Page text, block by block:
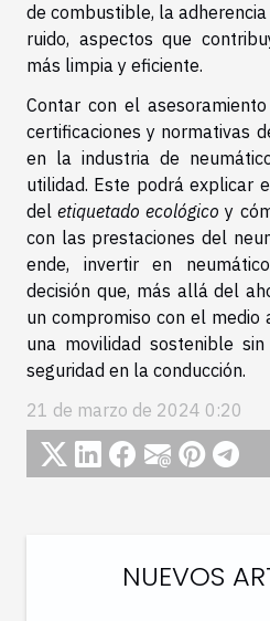
de combustible, la
ruido, aspectos que
más limpia y eficiente.
Contar con el
certificaciones y normativas
en la industria de
utilidad. Este podrá explicar
deletiquetado ecológico y
con las prestaciones del
ende, invertir en
decisión que, más allá del
un compromiso con el medio
una movilidad sostenible
seguridad en la conducción.
21 de marzo de 2024 0:20
NUEVOS